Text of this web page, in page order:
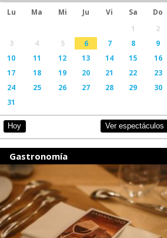
Lu Ma Mi Ju Vi Sa
Do
1
2
3
4 5 6 7 8
9
10
11 12 13 14 15
16
17
18 19 20 21 22
23
24
25 26 27 28 29
30
31
Hoy Ver espectáculos
Gastronomía